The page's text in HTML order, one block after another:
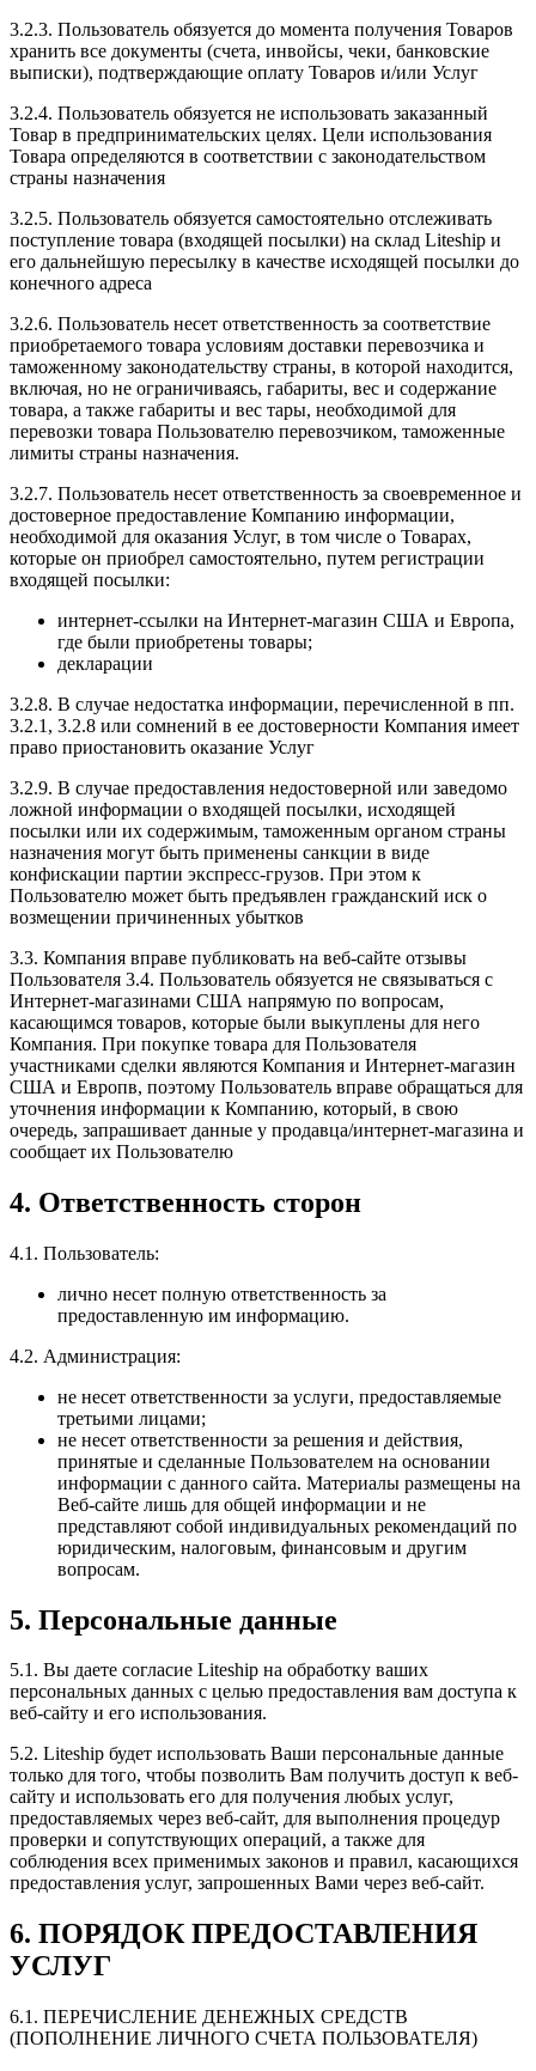
3.2.3. Пользователь обязуется до момента получения Товаров
хранить все документы (счета, инвойсы, чеки, банковские
выписки), подтверждающие оплату Товаров и/или Услуг
3.2.4. Пользователь обязуется не использовать заказанный
Товар в предпринимательских целях. Цели использования
Товара определяются в соответствии с законодательством
страны назначения
3.2.5. Пользователь обязуется самостоятельно отслеживать
поступление товара (входящей посылки) на склад Liteship и
его дальнейшую пересылку в качестве исходящей посылки до
конечного адреса
3.2.6. Пользователь несет ответственность за соответствие
приобретаемого товара условиям доставки перевозчика и
таможенному законодательству страны, в которой находится,
включая, но не ограничиваясь, габариты, вес и содержание
товара, а также габариты и вес тары, необходимой для
перевозки товара Пользователю перевозчиком, таможенные
лимиты страны назначения.
3.2.7. Пользователь несет ответственность за своевременное и
достоверное предоставление Компанию информации,
необходимой для оказания Услуг, в том числе о Товарах,
которые он приобрел самостоятельно, путем регистрации
входящей посылки:
интернет-ссылки на Интернет-магазин США и Европа,
где были приобретены товары;
декларации
3.2.8. В случае недостатка информации, перечисленной в пп.
3.2.1, 3.2.8 или сомнений в ее достоверности Компания имеет
право приостановить оказание Услуг
3.2.9. В случае предоставления недостоверной или заведомо
ложной информации о входящей посылки, исходящей
посылки или их содержимым, таможенным органом страны
назначения могут быть применены санкции в виде
конфискации партии экспресс-грузов. При этом к
Пользователю может быть предъявлен гражданский иск о
возмещении причиненных убытков
3.3. Компания вправе публиковать на веб-сайте отзывы
Пользователя 3.4. Пользователь обязуется не связываться с
Интернет-магазинами США напрямую по вопросам,
касающимся товаров, которые были выкуплены для него
Компания. При покупке товара для Пользователя
участниками сделки являются Компания и Интернет-магазин
США и Европв, поэтому Пользователь вправе обращаться для
уточнения информации к Компанию, который, в свою
очередь, запрашивает данные у продавца/интернет-магазина и
сообщает их Пользователю
4. Ответственность сторон
4.1. Пользователь:
лично несет полную ответственность за
предоставленную им информацию.
4.2. Администрация:
не несет ответственности за услуги, предоставляемые
третьими лицами;
не несет ответственности за решения и действия,
принятые и сделанные Пользователем на основании
информации с данного сайта. Материалы размещены на
Веб-сайте лишь для общей информации и не
представляют собой индивидуальных рекомендаций по
юридическим, налоговым, финансовым и другим
вопросам.
5. Персональные данные
5.1. Вы даете согласие Liteship на обработку ваших
персональных данных с целью предоставления вам доступа к
веб-сайту и его использования.
5.2. Liteship будет использовать Ваши персональные данные
только для того, чтобы позволить Вам получить доступ к веб-
сайту и использовать его для получения любых услуг,
предоставляемых через веб-сайт, для выполнения процедур
проверки и сопутствующих операций, а также для
соблюдения всех применимых законов и правил, касающихся
предоставления услуг, запрошенных Вами через веб-сайт.
6. ПОРЯДОК ПРЕДОСТАВЛЕНИЯ
УСЛУГ
6.1. ПЕРЕЧИСЛЕНИЕ ДЕНЕЖНЫХ СРЕДСТВ
(ПОПОЛНЕНИЕ ЛИЧНОГО СЧЕТА ПОЛЬЗОВАТЕЛЯ)